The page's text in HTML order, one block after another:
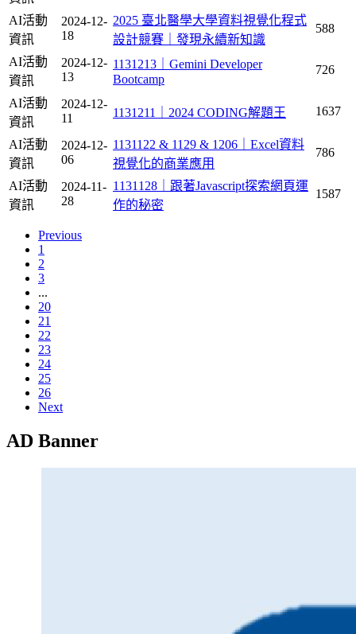
AI活動
資訊
2024-12-
18
2025 臺北醫學大學資料視覺化程式
設計競賽｜發現永續新知識
588
AI活動
資訊
2024-12-
13
1131213｜Gemini Developer
Bootcamp
726
AI活動
資訊
2024-12-
11
1131211｜2024 CODING解題王 1637
AI活動
資訊
2024-12-
06
1131122 & 1129 & 1206｜Excel資料
視覺化的商業應用
786
AI活動
資訊
2024-11-
28
1131128｜跟著Javascript探索網頁運
作的秘密
1587
Previous
1
2
3
...
20
21
22
23
24
25
26
Next
AD Banner